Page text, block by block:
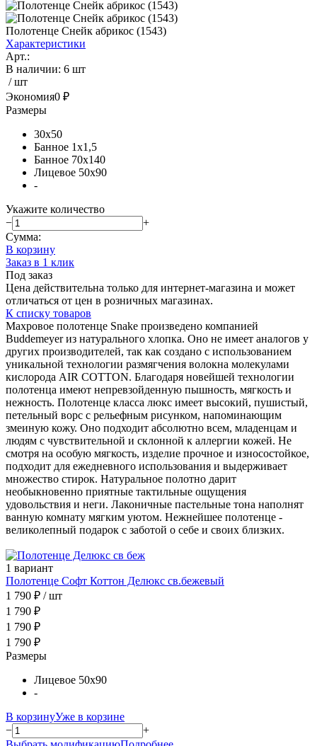
Полотенце Снейк абрикос (1543)
Характеристики
Арт.:
В наличии: 6 шт
/ шт
Экономия0 ₽
Размеры
30х50
Банное 1х1,5
Банное 70х140
Лицевое 50х90
-
Укажите количество
−
+
Сумма:
В корзину
Заказ в 1 клик
Под заказ
Цена действительна только для интернет-магазина и может
отличаться от цен в розничных магазинах.
К списку товаров
Махровое полотенце Snake произведено компанией
Buddemeyer из натурального хлопка. Оно не имеет аналогов у
других производителей, так как создано с использованием
уникальной технологии размягчения волокна молекулами
кислорода AIR COTTON. Благодаря новейшей технологии
полотенца имеют непревзойденную пышность, мягкость и
нежность. Полотенце класса люкс имеет высокий, пушистый,
петельный ворс с рельефным рисунком, напоминающим
змеиную кожу. Оно подходит абсолютно всем, младенцам и
людям с чувствительной и склонной к аллергии кожей. Не
смотря на особую мягкость, изделие прочное и износостойкое,
подходит для ежедневного использования и выдерживает
множество стирок. Натуральное полотно дарит
необыкновенно приятные тактильные ощущения
удовольствия и неги. Лаконичные пастельные тона наполнят
ванную комнату мягким уютом. Нежнейшее полотенце -
великолепный подарок с заботой о себе и своих близких.
1 вариант
Полотенце Софт Коттон Делюкс св.бежевый
1 790 ₽ / шт
1 790 ₽
1 790 ₽
1 790 ₽
Размеры
Лицевое 50х90
-
В корзинуУже в корзине
−
+